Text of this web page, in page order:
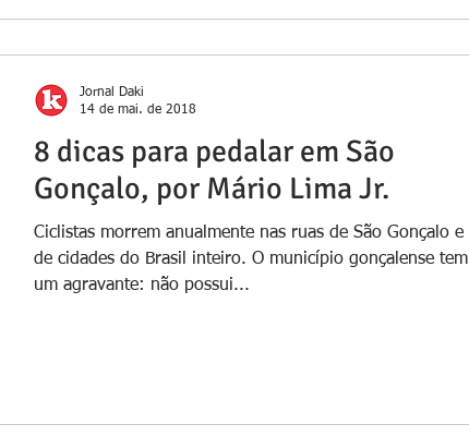
8 dicas para pedalar em São
Gonçalo, por Mário Lima Jr.
Ciclistas morrem anualmente nas ruas de São Gonçalo e
de cidades do Brasil inteiro. O município gonçalense tem
um agravante: não possui...
Jornal Daki
14 de mai. de 2018